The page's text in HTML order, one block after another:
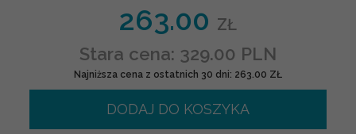
263.00 ZŁ
Stara cena: 329.00 PLN
Najniższa cena z ostatnich 30 dni: 263.00 ZŁ
DODAJ DO KOSZYKA